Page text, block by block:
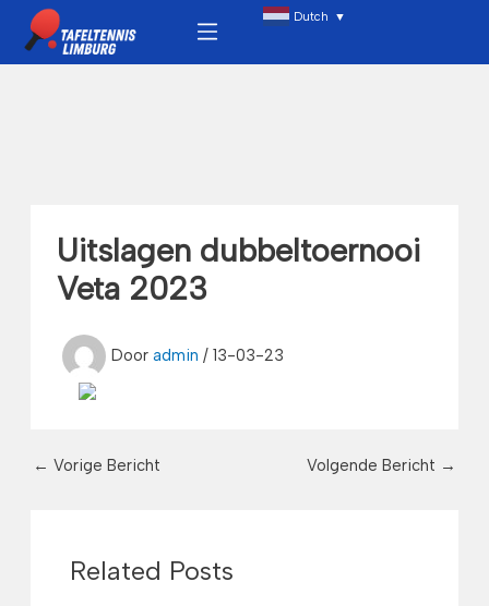
naar
de
Menu Dutch ▼
Uitslagen dubbeltoernooi
Veta 2023
Door admin / 13-03-23
← Vorige Bericht Volgende Bericht →
Related Posts